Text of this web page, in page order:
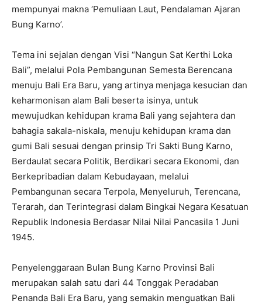
mempunyai makna ‘Pemuliaan Laut, Pendalaman Ajaran
Bung Karno’.
Tema ini sejalan dengan Visi “Nangun Sat Kerthi Loka
Bali”, melalui Pola Pembangunan Semesta Berencana
menuju Bali Era Baru, yang artinya menjaga kesucian dan
keharmonisan alam Bali beserta isinya, untuk
mewujudkan kehidupan krama Bali yang sejahtera dan
bahagia sakala-niskala, menuju kehidupan krama dan
gumi Bali sesuai dengan prinsip Tri Sakti Bung Karno,
Berdaulat secara Politik, Berdikari secara Ekonomi, dan
Berkepribadian dalam Kebudayaan, melalui
Pembangunan secara Terpola, Menyeluruh, Terencana,
Terarah, dan Terintegrasi dalam Bingkai Negara Kesatuan
Republik Indonesia Berdasar Nilai Nilai Pancasila 1 Juni
1945.
Penyelenggaraan Bulan Bung Karno Provinsi Bali
merupakan salah satu dari 44 Tonggak Peradaban
Penanda Bali Era Baru, yang semakin menguatkan Bali